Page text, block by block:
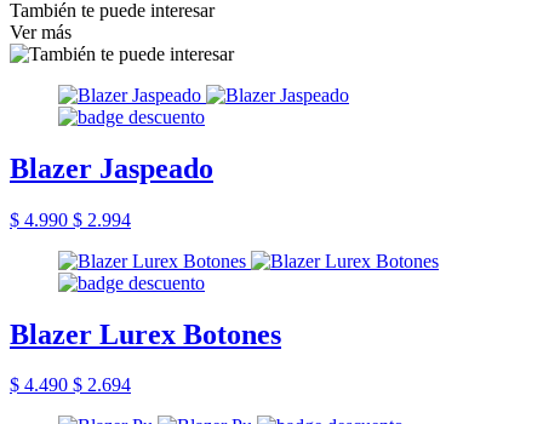
También te puede interesar
Ver más
Blazer Jaspeado
$ 4.990 $ 2.994
Blazer Lurex Botones
$ 4.490 $ 2.694